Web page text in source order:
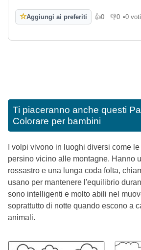
☆Aggiungi ai preferiti 👍0
Mi piace
👎0
Non mi
•0 voti
Ti piaceranno anche questi
Colorare per bambini
I volpi vivono in luoghi diversi come
persino vicino alle montagne. Hanno
rossastro e una lunga coda folta,
usano per mantenere l'equilibrio
sono intelligenti e molto abili nel
soprattutto di notte quando escono a
animali.